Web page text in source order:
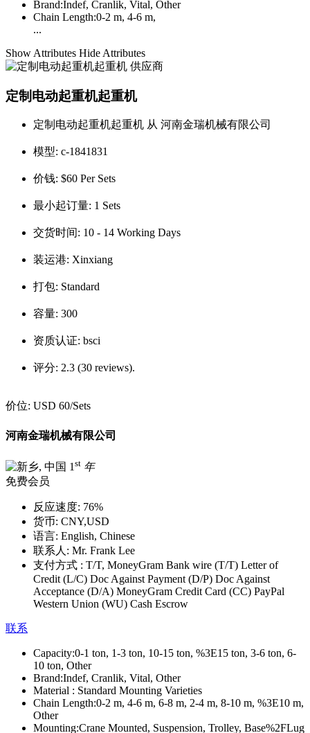
Brand:Indef, Cranlik, Vital, Other
Chain Length:0-2 m, 4-6 m,
...
Show Attributes Hide Attributes
定制电动起重机起重机
定制电动起重机起重机 从 河南金瑞机械有限公司
模型: c-1841831
价钱: $60 Per Sets
最小起订量: 1 Sets
交货时间: 10 - 14 Working Days
装运港: Xinxiang
打包: Standard
容量: 300
资质认证: bsci
评分: 2.3 (30 reviews).
价位: USD 60/Sets
河南金瑞机械有限公司
1 st 年
免费会员
反应速度: 76%
货币: CNY,USD
语言: English, Chinese
联系人: Mr. Frank Lee
支付方式 : T/T, MoneyGram Bank wire (T/T) Letter of
Credit (L/C) Doc Against Payment (D/P) Doc Against
Acceptance (D/A) MoneyGram Credit Card (CC) PayPal
Western Union (WU) Cash Escrow
联系
Capacity:0-1 ton, 1-3 ton, 10-15 ton, %3E15 ton, 3-6 ton, 6-
10 ton, Other
Brand:Indef, Cranlik, Vital, Other
Material : Standard Mounting Varieties
Chain Length:0-2 m, 4-6 m, 6-8 m, 2-4 m, 8-10 m, %3E10 m,
Other
Mounting:Crane Mounted, Suspension, Trolley, Base%2FLug